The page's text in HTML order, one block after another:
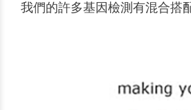
我們的許多基因檢測有混合搭